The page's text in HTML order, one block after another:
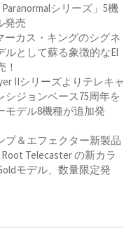
シリーズ」5機
発売
ーカス・キングのシグネ
ルとして蘇る象徴的なEl
！
IIシリーズよりテレキャ
シジョンベース75周年を
モデル8機種が追加発
プ＆エフェクター新製品
Telecaster の新カラ
モデル、数量限定発